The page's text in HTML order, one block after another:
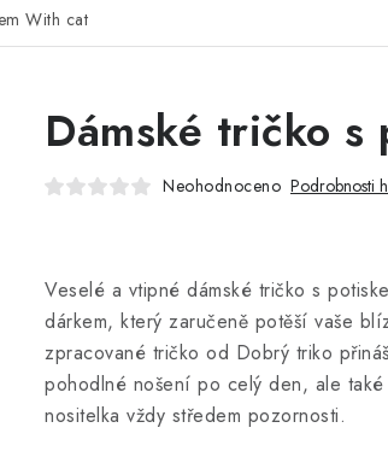
With cat
Dámské tričko
Neohodnoceno Podrobnosti
Veselé a vtipné dámské tričko s
dárkem, který zaručeně potěší vaše
zpracované tričko od Dobrý triko
pohodlné nošení po celý den, ale
nositelka vždy středem pozornosti.